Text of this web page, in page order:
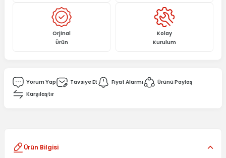
Orjinal
Ürün
Kolay
Kurulum
Yorum Yap Tavsiye Et Fiyat Alarmı
Ürünü Paylaş
Karşılaştır
Ürün Bilgisi